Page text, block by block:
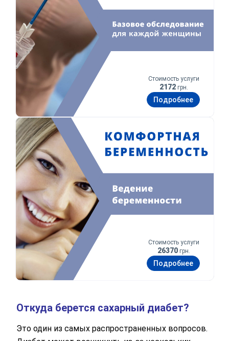
Стоимость услуги
2172 грн.
Подробнее
Комфортная беременность
Стоимость услуги
26370 грн.
Подробнее
Откуда берется сахарный диабет?
Это один из самых распространенных вопросов.